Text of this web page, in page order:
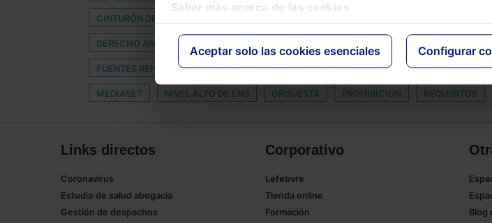
Saber más acerca de las cookies
Aceptar solo las cookies esenciales Configurar
CINTURÓN DE SEGURIDAD
DERECHO ANTIDISCRIMINATORIO DISTRIBUCIÓN IRREGULAR DE JORNADA
FUENTES RENOVABLES GEOLOCALIZACIÓN LEGITIMACIÓN PARA INSCRIPCIÓN
MEDIASET NIVEL ALTO DE ENS ORQUESTA PROHIBICION REQUISITOS
Links directos
Coronavirus
Estudio de salud abogacía
Gestión de despachos
Corporativo
Lefebvre
Tienda online
Formación
Blog